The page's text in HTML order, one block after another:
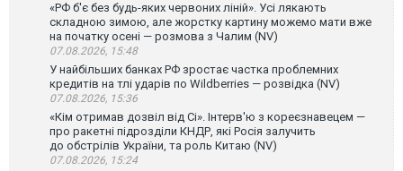
«РФ б'є без будь-яких червоних ліній». Усі лякають
складною зимою, але жорстку картину можемо мати вже
на початку осені — розмова з Чалим (NV)
07.08.2026, 15:48
У найбільших банках РФ зростає частка проблемних
кредитів на тлі ударів по Wildberries — розвідка (NV)
07.08.2026, 15:36
«Кім отримав дозвіл від Сі». Інтерв'ю з кореєзнавецем —
про ракетні підрозділи КНДР, які Росія залучить
до обстрілів України, та роль Китаю (NV)
07.08.2026, 15:24